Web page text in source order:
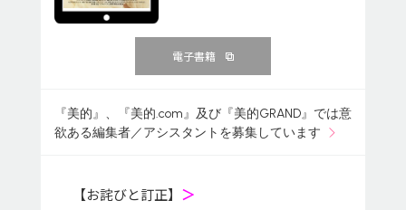
電子書籍
『美的』、『美的.com』及び『美的GRAND』では意
欲ある編集者／アシスタントを募集しています
【お詫びと訂正】 ＞